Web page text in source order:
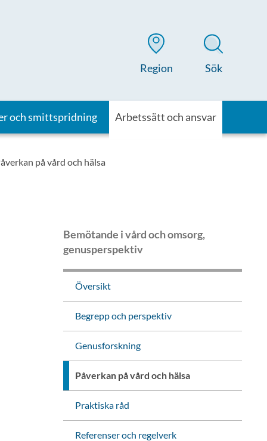
Region Sök
och smittspridning Arbetssätt och ansvar
på vård och hälsa
Bemötande i vård och omsorg,
genusperspektiv
Översikt
Begrepp och perspektiv
Genusforskning
Påverkan på vård och hälsa
Praktiska råd
Referenser och regelverk